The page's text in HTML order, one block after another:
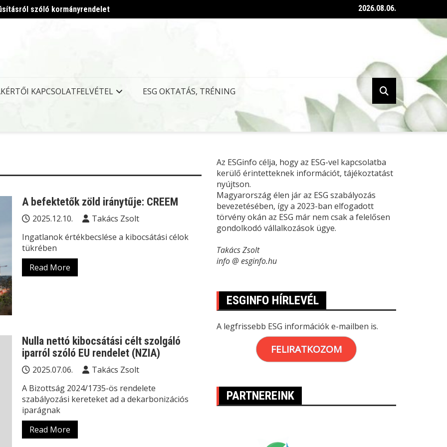
szóló kormányrendelet Megjelent az ESG tanúsításról szóló kormányrendelet
2026.08.06.
KAPCSOLATFELVÉTEL ESG OKTATÁS, TRÉNING
A befektetők zöld iránytűje: CREEM
2025.12.10.
Takács Zsolt
Ingatlanok értékbecslése a kibocsátási célok
tükrében
Read More
Nulla nettó kibocsátási célt szolgáló
iparról szóló EU rendelet (NZIA)
2025.07.06.
Takács Zsolt
A Bizottság 2024/1735-ös rendelete
szabályozási kereteket ad a dekarbonizációs
iparágnak
Read More
Az ESGinfo célja, hogy az ESG-vel kapcsolatba
kerülő érintetteknek információt, tájékoztatást
nyújtson.
Magyarország élen jár az ESG szabályozás
bevezetésében, így a 2023-ban elfogadott
törvény okán az ESG már nem csak a felelősen
gondolkodó vállalkozások ügye.
Takács Zsolt
info @ esginfo.hu
ESGINFO HÍRLEVÉL
A legfrissebb ESG információk e-mailben is.
FELIRATKOZOM
PARTNEREINK